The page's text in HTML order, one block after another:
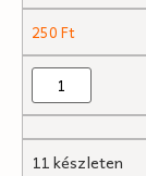
250Ft
11 készleten